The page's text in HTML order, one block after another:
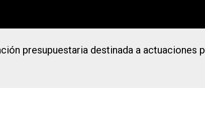
presupuestaria destinada a actuaciones